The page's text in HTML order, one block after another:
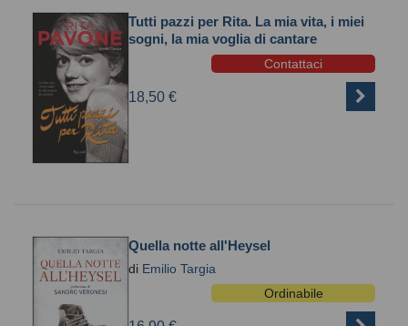
Tutti pazzi per Rita. La mia vita, i miei
sogni, la mia voglia di cantare
Contattaci
18,50 €
Quella notte all'Heysel
di Emilio Targia
Ordinabile